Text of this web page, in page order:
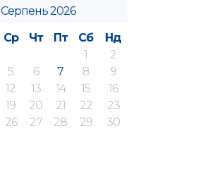
Серпень 2026
Ср Чт Пт Сб
Нд
1
2
5 6 7 8
9
12 13 14 15
16
19 20 21 22
23
26 27 28 29
30